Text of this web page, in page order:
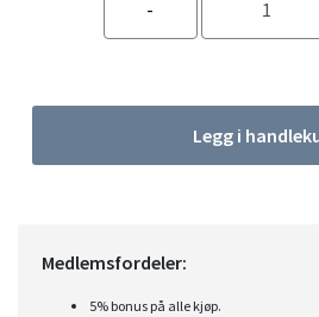
Legg i
Medlemsfordeler:
5% bonus på alle kjøp.